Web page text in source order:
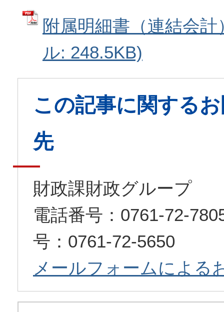
附属明細書（連結会
ル: 248.5KB)
この記事に関する
先
財政課財政グループ
電話番号：0761-72-
号：0761-72-5650
メールフォームによる